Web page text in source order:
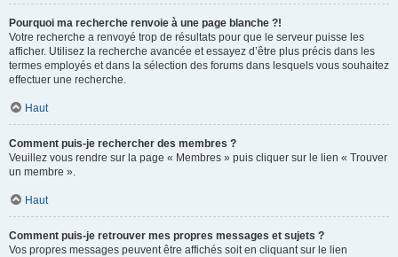
Pourquoi ma recherche renvoie à une page blanche ?!
Votre recherche a renvoyé trop de résultats pour que le serveur puisse les
afficher. Utilisez la recherche avancée et essayez d’être plus précis dans les
termes employés et dans la sélection des forums dans lesquels vous souhaitez
effectuer une recherche.
Haut
Comment puis-je rechercher des membres ?
Veuillez vous rendre sur la page « Membres » puis cliquer sur le lien « Trouver
un membre ».
Haut
Comment puis-je retrouver mes propres messages et sujets ?
Vos propres messages peuvent être affichés soit en cliquant sur le lien